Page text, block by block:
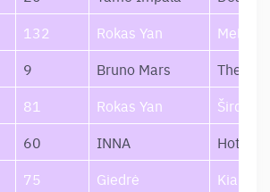
132 Rokas Yan
9 Bruno Mars
The
81 Rokas Yan
Širdis
60 INNA
Hot
75 Giedrė
Kiaurai